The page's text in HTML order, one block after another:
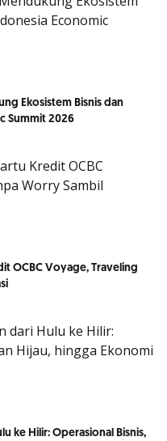
Ekosistem Bisnis dan
Summit 2026
OCBC Voyage, Traveling
ke Hilir: Operasional Bisnis,